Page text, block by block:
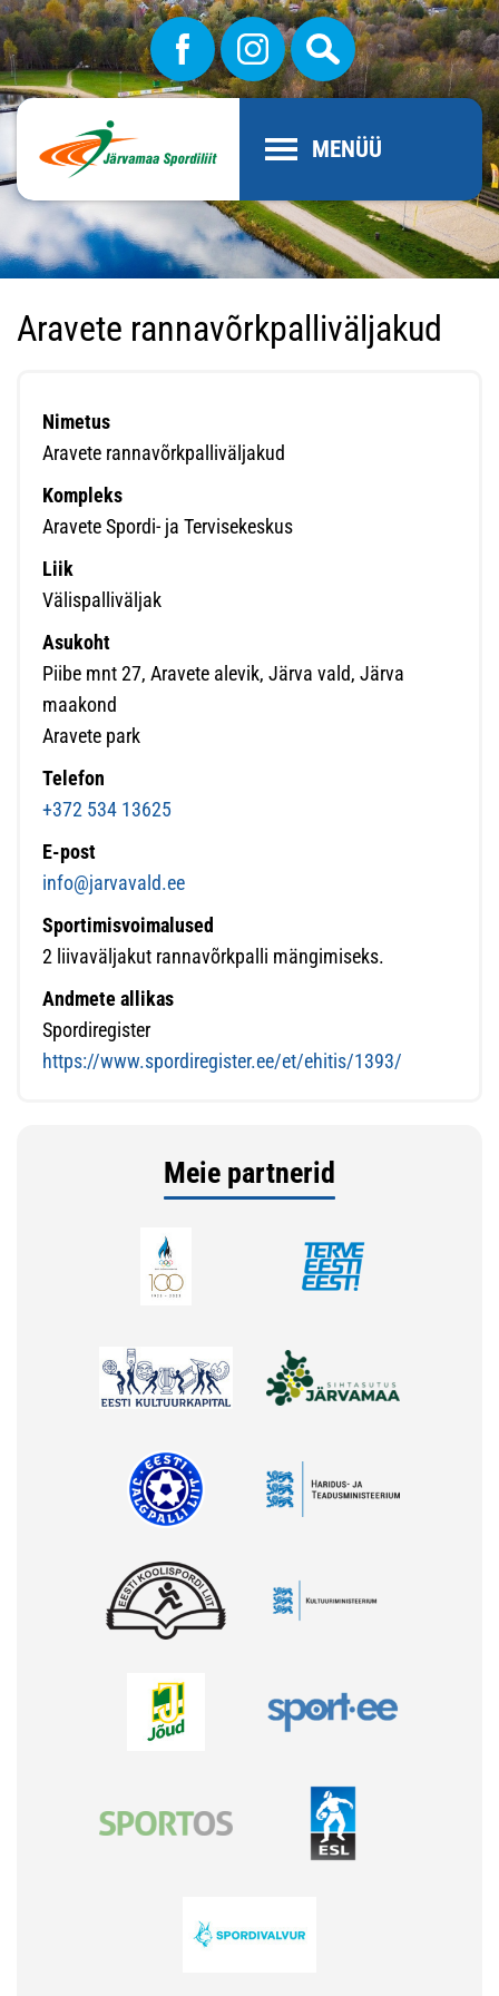
MENÜÜ
Aravete rannavõrkpalliväljakud
Nimetus
Aravete rannavõrkpalliväljakud
Kompleks
Aravete Spordi- ja Tervisekeskus
Liik
Välispalliväljak
Asukoht
Piibe mnt 27, Aravete alevik, Järva vald, Järva
maakond
Aravete park
Telefon
+372 534 13625
E-post
info@jarvavald.ee
Sportimisvoimalused
2 liivaväljakut rannavõrkpalli mängimiseks.
Andmete allikas
Spordiregister
https://www.spordiregister.ee/et/ehitis/1393/
Meie partnerid